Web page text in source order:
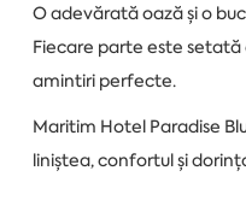
O adevărată oază și o
Fiecare parte este
amintiri perfecte.
Maritim Hotel Paradise
liniștea, confortul și